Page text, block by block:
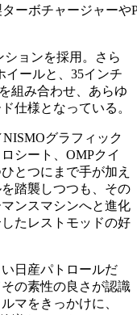
ーボチャージャー
ョンを採用。さら
イールと、35インチ
組み合わせ、あらゆ
仕様となっている。
グラフィック
シート、OMPクイ
とつにまで手が加え
踏襲しつつも、その
ンスマシンへと進化
たレストモッドの好
日産パトロールだ
の素性の良さが認識
マをきっかけに、